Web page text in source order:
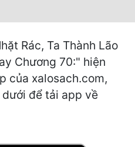
Rác, Ta Thành Lão
Chương 70:" hiện
của xalosach.com,
để tải app về